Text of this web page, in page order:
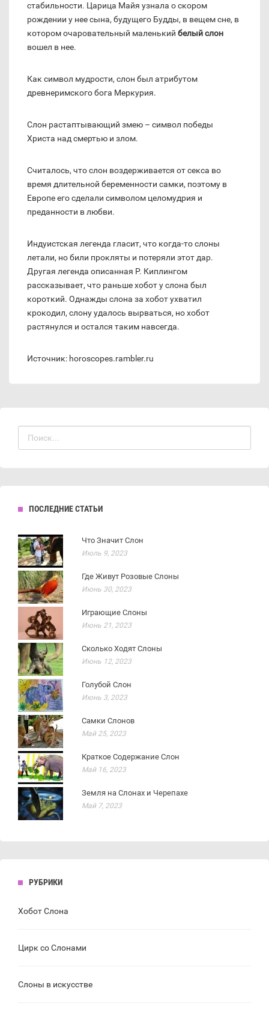
стабильности. Царица Майя узнала о скором
рождении у нее сына, будущего Будды, в вещем сне, в
котором очаровательный маленький белый слон
вошел в нее.
Как символ мудрости, слон был атрибутом
древнеримского бога Меркурия.
Слон растаптывающий змею – символ победы
Христа над смертью и злом.
Считалось, что слон воздерживается от секса во
время длительной беременности самки, поэтому в
Европе его сделали символом целомудрия и
преданности в любви.
Индуистская легенда гласит, что когда-то слоны
летали, но били прокляты и потеряли этот дар.
Другая легенда описанная Р. Киплингом
рассказывает, что раньше хобот у слона был
короткий. Однажды слона за хобот ухватил
крокодил, слону удалось вырваться, но хобот
растянулся и остался таким навсегда.
Источник: horoscopes.rambler.ru
ПОСЛЕДНИЕ СТАТЬИ
Что Значит Слон
Июль 9, 2023
Где Живут Розовые Слоны
Июнь 30, 2023
Играющие Слоны
Июнь 21, 2023
Сколько Ходят Слоны
Июнь 12, 2023
Голубой Слон
Июнь 3, 2023
Самки Слонов
Май 25, 2023
Краткое Содержание Слон
Май 16, 2023
Земля на Слонах и Черепахе
Май 7, 2023
РУБРИКИ
Хобот Слона
Цирк со Слонами
Слоны в искусстве